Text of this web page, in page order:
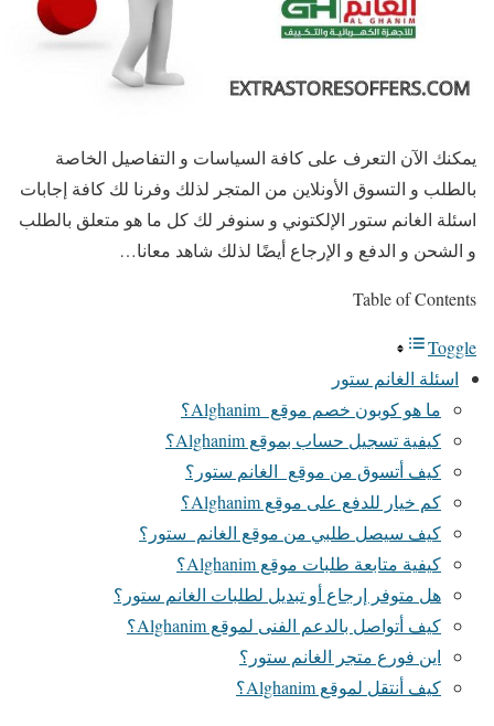
يمكنك الآن التعرف على كافة السياسات و التفاصيل الخاصة
بالطلب و التسوق الأونلاين من المتجر لذلك وفرنا لك كافة إجابات
اسئلة الغانم ستور الإلكتوني و سنوفر لك كل ما هو متعلق بالطلب
و الشحن و الدفع و الإرجاع أيضًا لذلك شاهد معانا…
Table of Contents
Toggle
اسئلة الغانم ستور
ما هو كوبون خصم موقع Alghanim؟
كيفية تسجيل حساب بموقع Alghanim؟
كيف أتسوق من موقع الغانم ستور؟
كم خيار للدفع على موقع Alghanim؟
كيف سيصل طلبي من موقع الغانم ستور؟
كيفية متابعة طلبات موقع Alghanim؟
هل متوفر إرجاع أو تبديل لطلبات الغانم ستور؟
كيف أتواصل بالدعم الفنى لموقع Alghanim؟
اين فورع متجر الغانم ستور؟
كيف أنتقل لموقع Alghanim؟